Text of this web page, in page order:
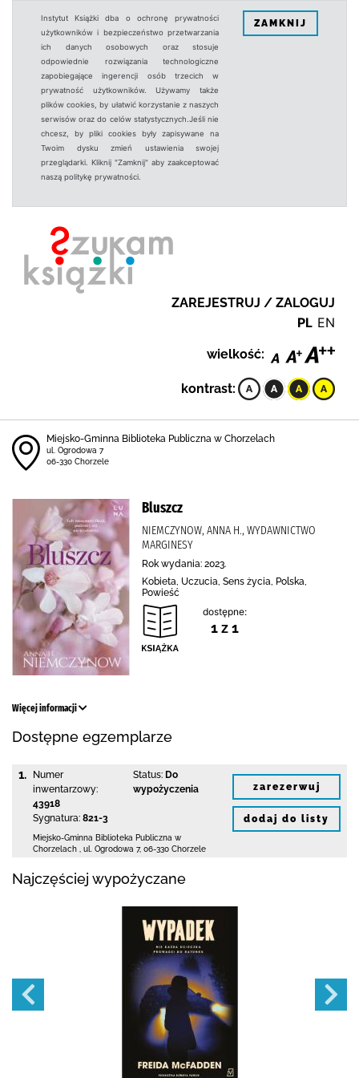
Instytut Książki dba o ochronę prywatności
użytkowników i bezpieczeństwo przetwarzania
ich danych osobowych oraz stosuje
odpowiednie rozwiązania technologiczne
zapobiegające ingerencji osób trzecich w
prywatność użytkowników. Używamy także
plików cookies, by ułatwić korzystanie z naszych
serwisów oraz do celów statystycznych.Jeśli nie
chcesz, by pliki cookies były zapisywane na
Twoim dysku zmień ustawienia swojej
przeglądarki. Kliknij "Zamknij" aby zaakceptować
naszą politykę prywatności.
ZAMKNIJ
ZAREJESTRUJ / ZALOGUJ
PL EN
wielkość:
kontrast:
Miejsko-Gminna Biblioteka Publiczna w Chorzelach
ul. Ogrodowa 7
06-330 Chorzele
Bluszcz
NIEMCZYNOW, ANNA H., WYDAWNICTWO
MARGINESY
Rok wydania: 2023.
Kobieta, Uczucia, Sens życia, Polska,
Powieść
dostępne:
1 z 1
Więcej informacji
Dostępne egzemplarze
1.
Numer
inwentarzowy:
43918
Sygnatura: 821-3
Status: Do
wypożyczenia
Miejsko-Gminna Biblioteka Publiczna w
Chorzelach
ul. Ogrodowa 7, 06-330 Chorzele
zarezerwuj
dodaj do listy
Najczęściej wypożyczane